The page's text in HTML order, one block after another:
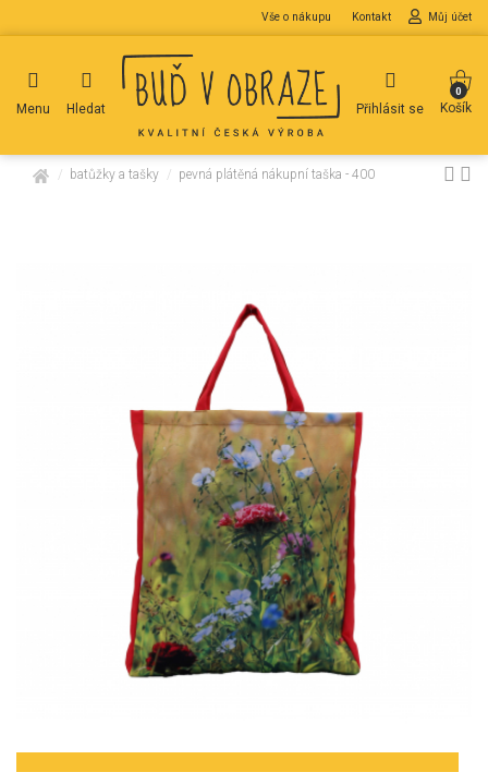
Vše o nákupu Kontakt Můj účet
Menu Hledat Přihlásit se
0
Košík
domů batůžky a tašky pevná plátěná nákupní taška - 400